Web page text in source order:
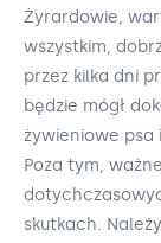
Żyrardowie,
wszystkim,
przez kilka dni
będzie mógł
żywieniowe
Poza tym,
skutkach.